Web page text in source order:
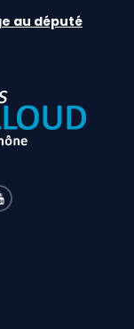
au député